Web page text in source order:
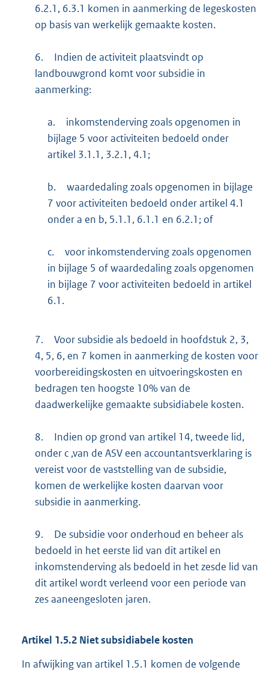
6.2.1, 6.3.1 komen in aanmerking de legeskosten
op basis van werkelijk gemaakte kosten.
6.
Indien de activiteit plaatsvindt op
landbouwgrond komt voor subsidie in
aanmerking:
a.
inkomstenderving zoals opgenomen in
bijlage 5 voor activiteiten bedoeld onder
artikel 3.1.1, 3.2.1, 4.1;
b.
waardedaling zoals opgenomen in bijlage
7 voor activiteiten bedoeld onder artikel 4.1
onder a en b, 5.1.1, 6.1.1 en 6.2.1; of
c.
voor inkomstenderving zoals opgenomen
in bijlage 5 of waardedaling zoals opgenomen
in bijlage 7 voor activiteiten bedoeld in artikel
6.1.
7.
Voor subsidie als bedoeld in hoofdstuk 2, 3,
4, 5, 6, en 7 komen in aanmerking de kosten voor
voorbereidingskosten en uitvoeringskosten en
bedragen ten hoogste 10% van de
daadwerkelijke gemaakte subsidiabele kosten.
8.
Indien op grond van artikel 14, tweede lid,
onder c ,van de ASV een accountantsverklaring is
vereist voor de vaststelling van de subsidie,
komen de werkelijke kosten daarvan voor
subsidie in aanmerking.
9.
De subsidie voor onderhoud en beheer als
bedoeld in het eerste lid van dit artikel en
inkomstenderving als bedoeld in het zesde lid van
dit artikel wordt verleend voor een periode van
zes aaneengesloten jaren.
Artikel 1.5.2 Niet subsidiabele kosten
In afwijking van artikel 1.5.1 komen de volgende